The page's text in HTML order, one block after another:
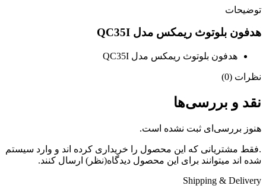
توضیحات
هدفون بلوتوث ریمکس مدل QC35I
هدفون بلوتوث ریمکس مدل QC35I
نظرات (0)
نقد و بررسی‌ها
هنوز بررسی‌ای ثبت نشده است.
.فقط مشتریانی که این محصول را خریداری کرده اند و وارد سیستم
شده اند میتوانند برای این محصول دیدگاه(نظر) ارسال کنند.
Shipping & Delivery